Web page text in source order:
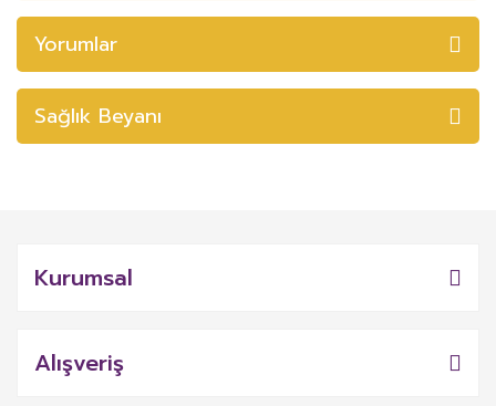
Yorumlar
Sağlık Beyanı
Kurumsal
Alışveriş